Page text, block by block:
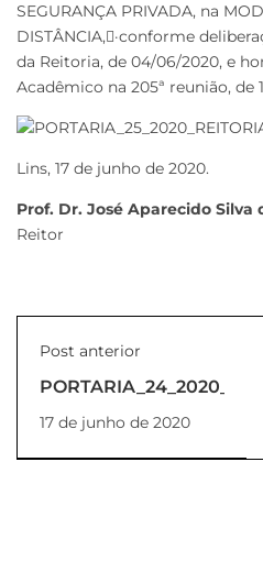
SEGURANÇA PRIVADA, na
DISTÂNCIA,􀀊·conforme
da Reitoria, de 04/06/2020, e
Acadêmico na 205ª reunião, de
Lins, 17 de junho de 2020.
Prof. Dr. José Aparecido Silva
Reitor
Post anterior
17 de junho de 2020